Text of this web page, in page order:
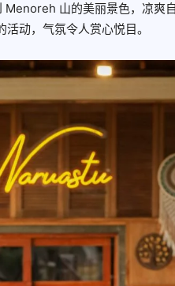
Menoreh 山的美丽景色，凉爽
动，气氛令人赏心悦目。